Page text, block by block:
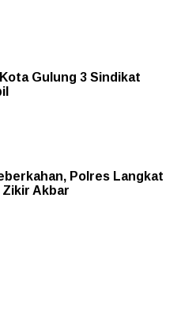
Gulung 3 Sindikat
Polres Langkat
Zikir Akbar